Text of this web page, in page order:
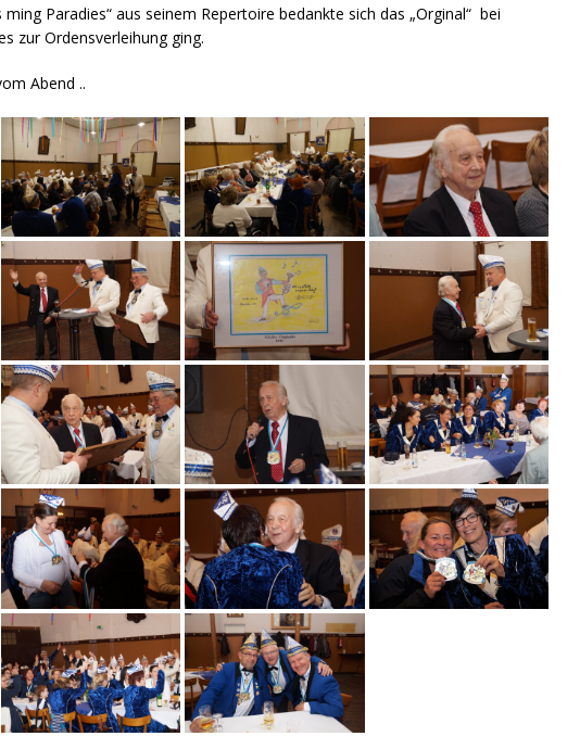
Paradies“ aus seinem Repertoire bedankte sich das „Orginal“ bei
zur Ordensverleihung ging.
Abend ..